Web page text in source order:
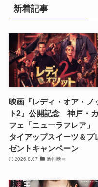
新着記事
映画『レディ・オア・ノ
ト2』公開記念 神戸・カ
フェ「ニューラフレア」
タイアップスイーツ＆プ
ゼントキャンペーン
2026.8.07 新作映画